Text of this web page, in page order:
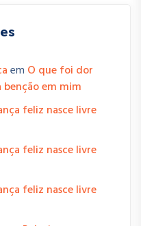
em O que foi dor
benção em mim
feliz nasce livre
feliz nasce livre
feliz nasce livre